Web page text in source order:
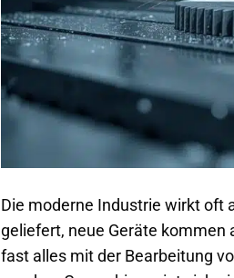
Die moderne Industrie wirkt oft
geliefert, neue Geräte kommen
fast alles mit der Bearbeitung